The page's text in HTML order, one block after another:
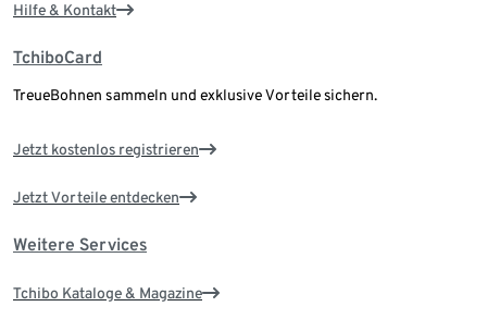
Hilfe & Kontakt
TchiboCard
TreueBohnen sammeln und exklusive Vorteile sichern.
Jetzt kostenlos registrieren
Jetzt Vorteile entdecken
Weitere Services
Tchibo Kataloge & Magazine